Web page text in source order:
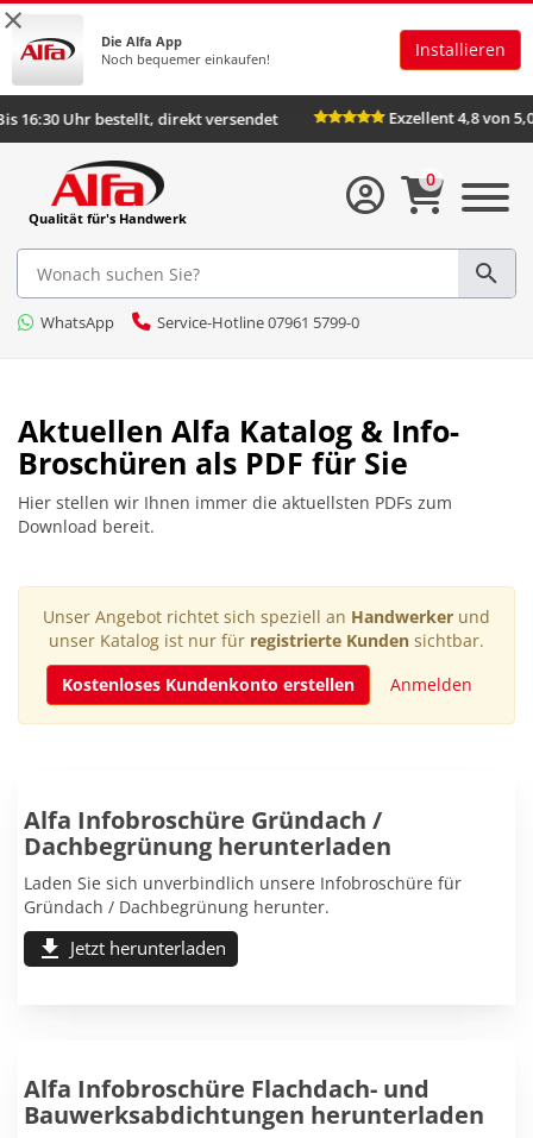
×
Die Alfa App
Noch bequemer einkaufen!
Installieren
Uhr bestellt, direkt versendet Exzellent 4,8 von 5,00
Qualität für's Handwerk
WhatsApp Service-Hotline 07961 5799-0
0
Aktuellen Alfa Katalog & Info-
Broschüren als PDF für Sie
Hier stellen wir Ihnen immer die aktuellsten PDFs zum
Download bereit.
Unser Angebot richtet sich speziell an Handwerker und
unser Katalog ist nur für registrierte Kunden sichtbar.
Kostenloses Kundenkonto erstellen
Anmelden
Alfa Infobroschüre Gründach /
Dachbegrünung herunterladen
Laden Sie sich unverbindlich unsere Infobroschüre für
Gründach / Dachbegrünung herunter.
download Jetzt herunterladen
Alfa Infobroschüre Flachdach- und
Bauwerksabdichtungen herunterladen